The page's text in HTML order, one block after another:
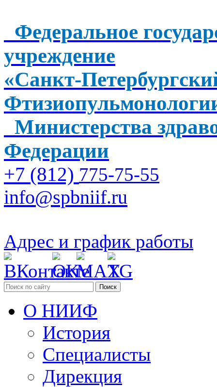
Федеральное
учреждение
«Санкт-
Министерства
Федерации
+7 (812) 775-75-55
info@spbniif.ru
Адрес и график работы
Поиск
О НИИФ
История
Специалисты
Дирекция